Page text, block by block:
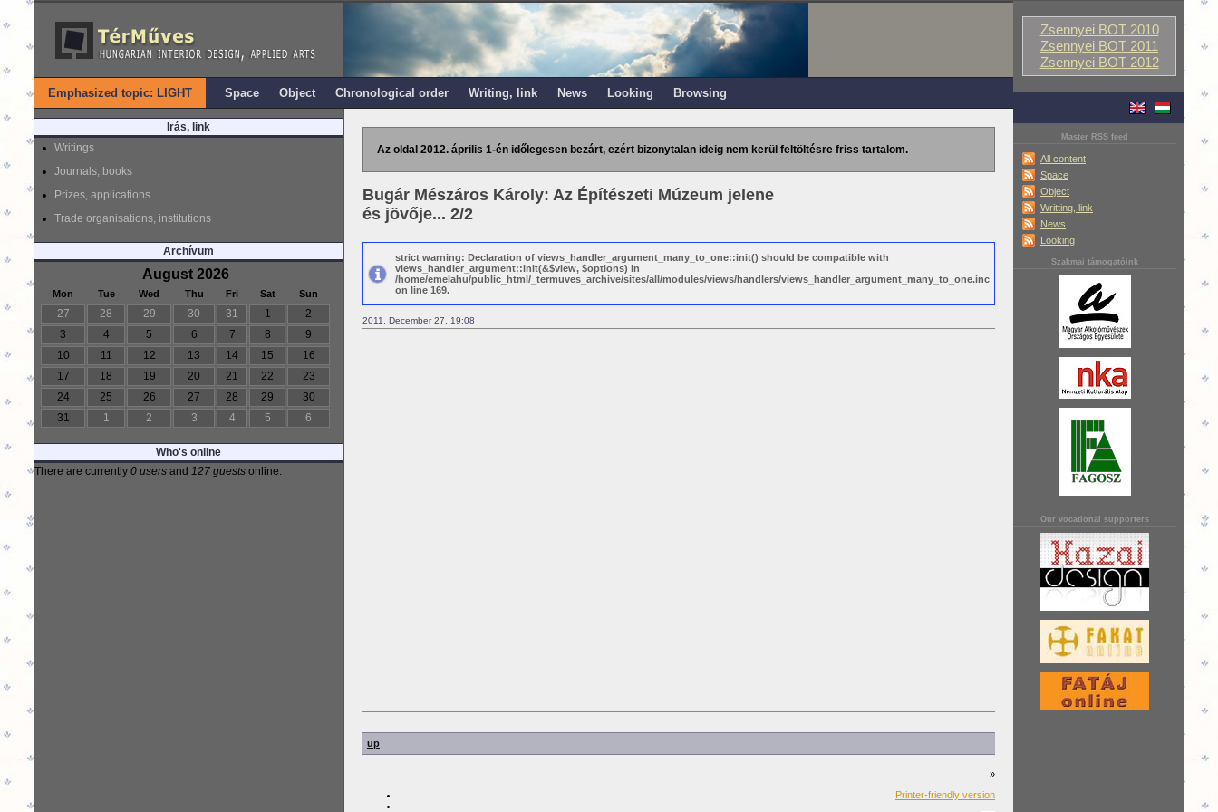
Zsennyei BOT 2010
Zsennyei BOT 2011
Zsennyei BOT 2012
Master RSS feed
All content
Space
Object
Writting, link
News
Looking
Szakmai támogatóink
Our vocational supporters
Emphasized topic: LIGHT Space Object Chronological order Writing, link News Looking Browsing
Irás, link
Writings
Journals, books
Prizes, applications
Trade organisations, institutions
Archívum
August 2026
Mon Tue Wed Thu Fri Sat Sun
27 28 29 30 31 1
2
3
4 5 6 7 8
9
10
11 12 13 14 15
16
17
18 19 20 21 22
23
24
25 26 27 28 29
30
31
1 2 3 4 5 6
Who's online
There are currently 0 users and 127 guests online.
Az oldal 2012. április 1-én időlegesen bezárt, ezért bizonytalan ideig nem kerül feltöltésre friss tartalom.
Bugár Mészáros Károly: Az Építészeti Múzeum jelene
és jövője... 2/2
strict warning: Declaration of views_handler_argument_many_to_one::init() should be compatible with
views_handler_argument::init(&$view, $options) in
/home/emelahu/public_html/_termuves_archive/sites/all/modules/views/handlers/views_handler_argument_many_to_one.inc
on line 169.
2011. December 27. 19:08
up
»
Printer-friendly version